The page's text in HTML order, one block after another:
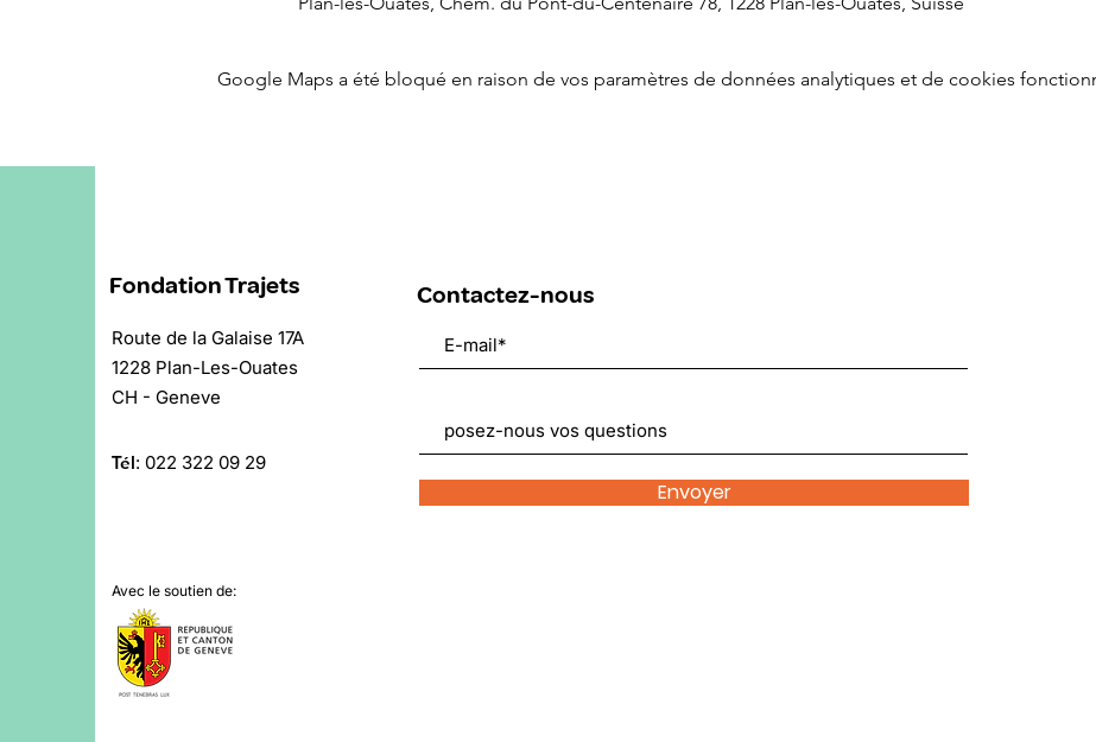
Google Maps a été bloqué en raison de vos paramètres de données analytiques et de cookies
Fondation Trajets
Route de la Galaise 17A
1228 Plan-Les-Ouates
CH - Geneve
Tél: 022 322 09 29
Avec le soutien de:
Contactez-nous
Envoyer